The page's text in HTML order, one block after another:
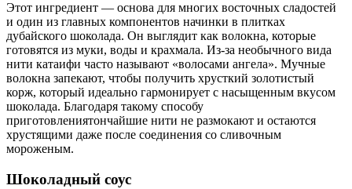
Этот ингредиент — основа для многих восточных сладостей
и один из главных компонентов начинки в плитках
дубайского шоколада. Он выглядит как волокна, которые
готовятся из муки, воды и крахмала. Из-за необычного вида
нити катаифи часто называют «волосами ангела». Мучные
волокна запекают, чтобы получить хрусткий золотистый
корж, который идеально гармонирует с насыщенным вкусом
шоколада. Благодаря такому способу
приготовлениятончайшие нити не размокают и остаются
хрустящими даже после соединения со сливочным
мороженым.
Шоколадный соус